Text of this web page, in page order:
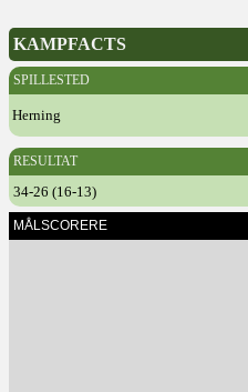
KAMPFACTS
SPILLESTED
Herning
RESULTAT
34-26 (16-13)
MÅLSCORERE